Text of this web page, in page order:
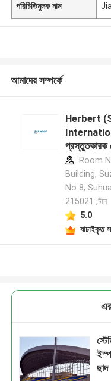
পরিচিতিমুলক নাম
আমাদের সম্পর্কে
Herbert
প্রস্তুতকারক
Room
Building,
No 8,
215021 ,চীন
5.0
যাচাইকৃত
ছাদ